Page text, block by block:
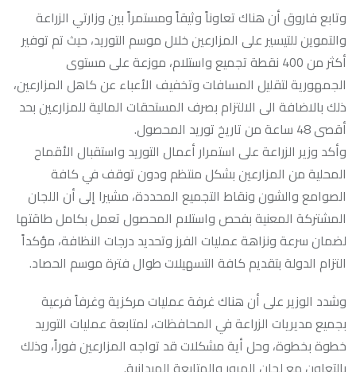
وتابع فاروق أن هناك تعاوناً وثيقاً ومستمراً بين وزارتي الزراعة
والتموين للتيسير على المزارعين خلال موسم التوريد، حيث تم توفير
أكثر من 400 نقطة تجميع واستلام، موزعة على مستوى
الجمهورية لتقليل المسافات وتخفيف الأعباء عن كاهل المزارعين،
ذلك بالاضافة الى الالتزام بصرف المستحقات المالية للمزارعين بحد
أقصى 48 ساعة من تاريخ توريد المحصول.
وأكد وزير الزراعة على استمرار أعمال التوريد واستقبال الأقماح
المحلية من المزارعين بشكل منتظم ودون توقف في كافة
الصوامع والشون ونقاط التجميع المحددة، مشيرا إلى أن اللجان
المشتركة المعنية بفحص واستلام المحصول تعمل بكامل طاقتها
لضمان سرعة ونزاهة عمليات الفرز وتحديد درجات النظافة، مؤكداً
التزام الدولة بتقديم كافة التسهيلات طوال فترة موسم الحصاد.
وشدد الوزير على أن هناك غرفة عمليات مركزية وغرفاً فرعية
بجميع مديريات الزراعة في المحافظات، لمتابعة عمليات التوريد
خطوة بخطوة، وحل أية مشكلات قد تواجه المزارعين فوراً، وذلك